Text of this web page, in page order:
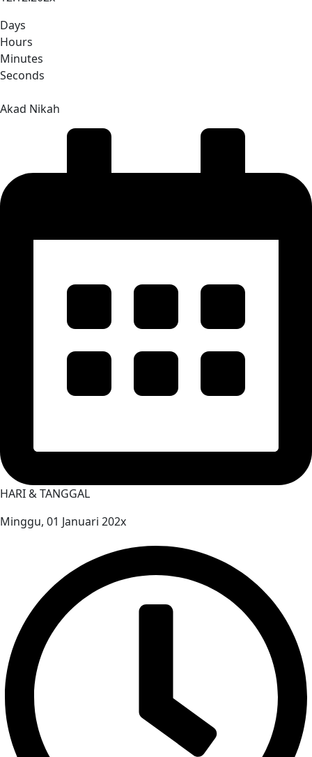
Days
Hours
Minutes
Seconds
Akad Nikah
HARI & TANGGAL
Minggu, 01 Januari 202x